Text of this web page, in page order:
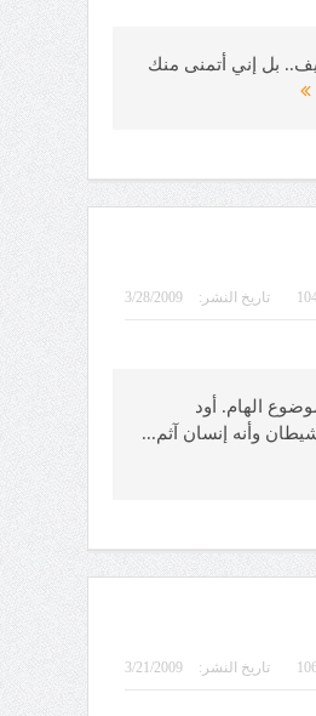
أشد على يدك أختي الفاضلة الأستاذة رفيف.. بل إني أتمنى منك
تاريخ النشر: 3/28/2009
في هذا الموضوع الهام. أود
وأنه إنسان آثم...
تاريخ النشر: 3/21/2009